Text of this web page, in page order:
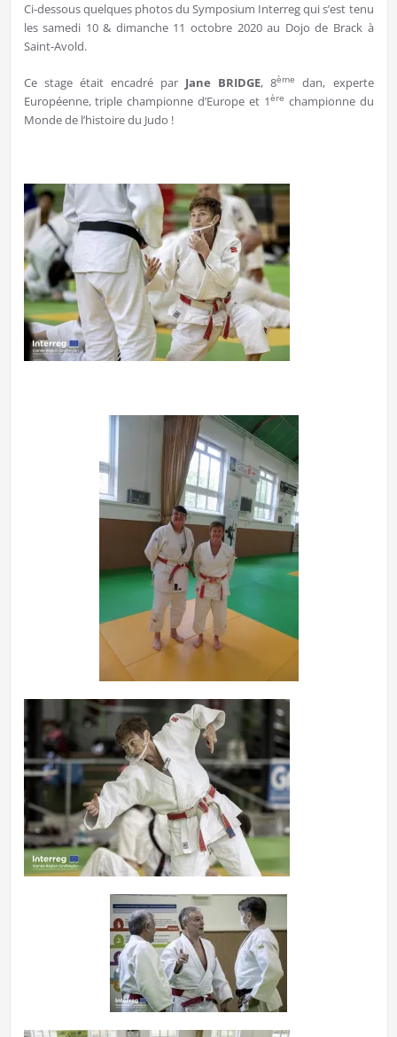
Ci-dessous quelques photos du Symposium Interreg qui s’est tenu
les samedi 10 & dimanche 11 octobre 2020 au Dojo de Brack à
Saint-Avold.
Ce stage était encadré par Jane BRIDGE, 8ème
dan, experte
Européenne, triple championne d’Europe et 1ère championne du
Monde de l’histoire du Judo !